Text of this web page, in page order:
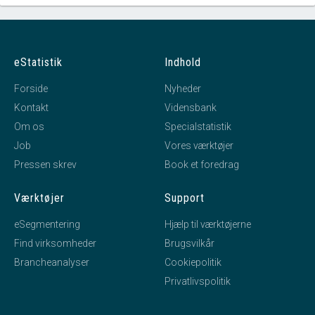
eStatistik
Forside
Kontakt
Om os
Job
Pressen skrev
Indhold
Nyheder
Vidensbank
Specialstatistik
Vores værktøjer
Book et foredrag
Værktøjer
eSegmentering
Find virksomheder
Brancheanalyser
Support
Hjælp til værktøjerne
Brugsvilkår
Cookiepolitik
Privatlivspolitik